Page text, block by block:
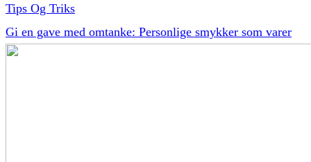
Tips Og Triks
Gi en gave med omtanke: Personlige smykker som varer